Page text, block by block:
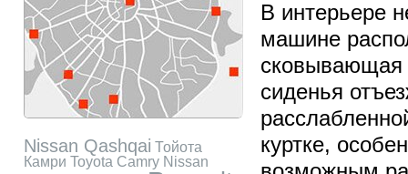
Nissan Qashqai Тойота
Камри Toyota Camry Nissan
В интерьере
машине
сковывающая
сиденья
куртке,